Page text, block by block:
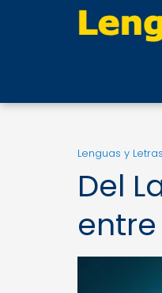
Lenguas y Letras
Del